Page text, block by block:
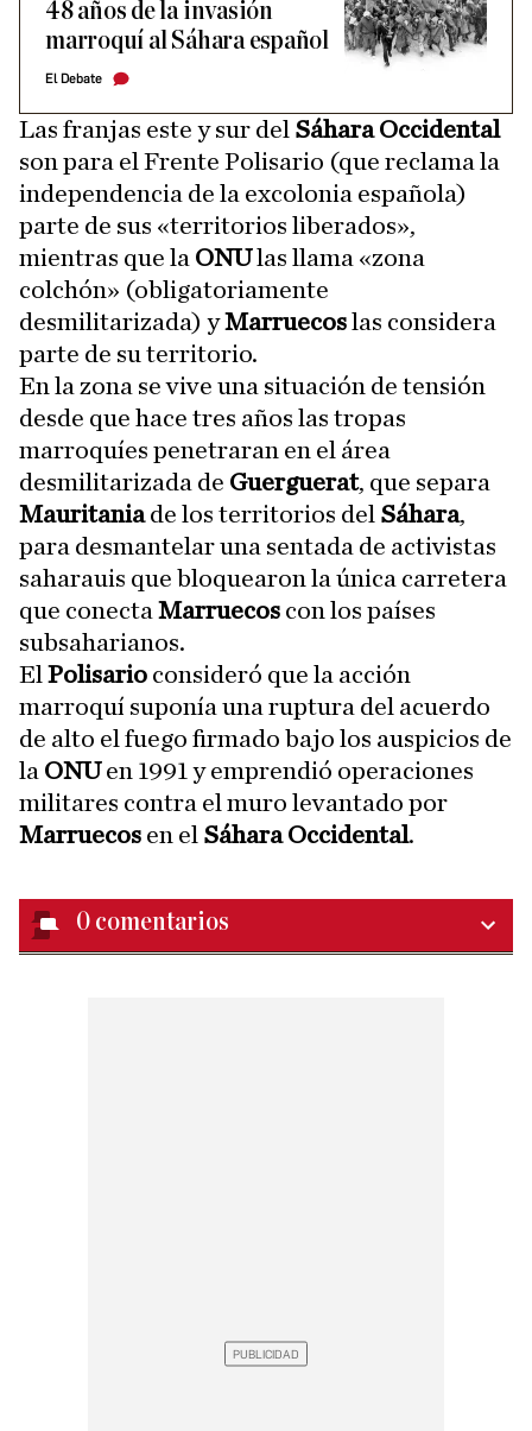
48 años de la invasión
marroquí al Sáhara español
El Debate
Las franjas este y sur del Sáhara Occidental
son para el Frente Polisario (que reclama la
independencia de la excolonia española)
parte de sus «territorios liberados»,
mientras que la ONUlas llama «zona
colchón» (obligatoriamente
desmilitarizada) yMarruecoslas considera
parte de su territorio.
En la zona se vive una situación de tensión
desde que hace tres años las tropas
marroquíes penetraran en el área
desmilitarizada de Guerguerat, que separa
Mauritaniade los territorios del Sáhara,
para desmantelar una sentada de activistas
saharauis que bloquearon la única carretera
que conecta Marruecos con los países
subsaharianos.
El Polisario consideró que la acción
marroquí suponía una ruptura del acuerdo
de alto el fuego firmado bajo los auspicios de
la ONUen 1991 y emprendió operaciones
militares contra el muro levantado por
Marruecos en el Sáhara Occidental.
0 comentarios